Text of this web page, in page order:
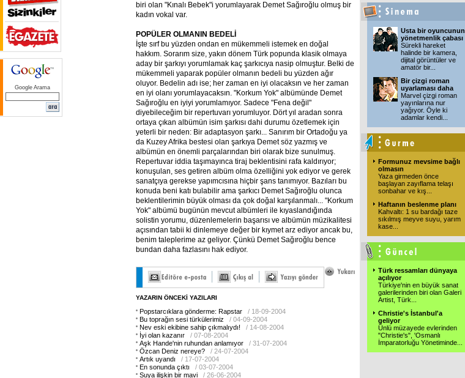
Google Arama
biri olan "Kınalı Bebek"i yorumlayarak Demet Sağıroğlu olmuş bir
kadın vokal var.
POPÜLER OLMANIN BEDELİ
İşte sırf bu yüzden ondan en mükemmeli istemek en doğal
hakkım. Sorarım size, yakın dönem Türk popunda klasik olmaya
aday bir şarkıyı yorumlamak kaç şarkıcıya nasip olmuştur. Belki de
mükemmeli yaparak popüler olmanın bedeli bu yüzden ağır
oluyor. Bedelin adı ise; her zaman en iyi olacaksın ve her zaman
en iyi olanı yorumlayacaksın. "Korkum Yok" albümünde Demet
Sağıroğlu en iyiyi yorumlamıyor. Sadece "Fena değil"
diyebileceğim bir repertuvarı yorumluyor. Dört yıl aradan sonra
ortaya çıkan albümün isim şarkısı dahi durumu özetlemek için
yeterli bir neden: Bir adaptasyon şarkı... Sanırım bir Ortadoğu ya
da Kuzey Afrika bestesi olan şarkıya Demet söz yazmış ve
albümün en önemli parçalarından biri olarak bize sunulmuş.
Repertuvar iddia taşımayınca tiraj beklentisini rafa kaldırıyor;
konuşulan, ses getiren albüm olma özelliğini yok ediyor ve gerek
sanatçıya gerekse yapımcısına hiçbir şans tanımıyor. Bazıları bu
konuda beni katı bulabilir ama şarkıcı Demet Sağıroğlu olunca
beklentilerimin büyük olması da çok doğal karşılanmalı... "Korkum
Yok" albümü bugünün mevcut albümleri ile kıyaslandığında
solistin yorumu, düzenlemelerin başarısı ve albümün müzikalitesi
açısından tabii ki dinlemeye değer bir kıymet arz ediyor ancak bu,
benim taleplerime az geliyor. Çünkü Demet Sağıroğlu bence
bundan daha fazlasını hak ediyor.
YAZARIN ÖNCEKİ YAZILARI
Popstarcıklara gönderme: Rapstar
/ 18-09-2004
Bu toprağın sesi türkülerimiz
/ 04-09-2004
Nev eski ekibine sahip çıkmalıydı!
/ 14-08-2004
İyi olan kazanır
/ 07-08-2004
Aşk Hande'nin ruhundan anlamıyor
/ 31-07-2004
Özcan Deniz nereye?
/ 24-07-2004
Artık uyandı
/ 17-07-2004
En sonunda çıktı
/ 03-07-2004
Suya ilişkin bir mavi
/ 26-06-2004
Usta bir oyuncunun
yönetmenlik çabası
Sürekli hareket
halinde bir kamera,
dijital görüntüler ve
amatör bir...
Bir çizgi roman
uyarlaması daha
Marvel çizgi roman
yayınlarına nur
yağıyor. Öyle ki
adamlar kendi
Formunuz mevsime bağlı
olmasın
Yaza girmeden önce
başlayan zayıflama telaşı
sonbahar ve kış
Haftanın beslenme planı
Kahvaltı: 1 su bardağı taze
sıkılmış meyve suyu, yarım
kase
Türk ressamları dünyaya
açılıyor
Türkiye'nin en büyük sanat
galerilerinden biri olan Galeri
Artist, Türk
Christie's İstanbul'a
geliyor
Ünlü müzayede evlerinden
"Christie's", 'Osmanlı
İmparatorluğu Yönetiminde